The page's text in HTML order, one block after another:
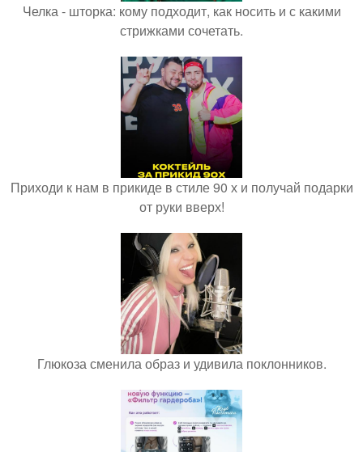
Челка - шторка: кому подходит, как носить и с какими
стрижками сочетать.
Приходи к нам в прикиде в стиле 90 х и получай подарки
от руки вверх!
Глюкоза сменила образ и удивила поклонников.